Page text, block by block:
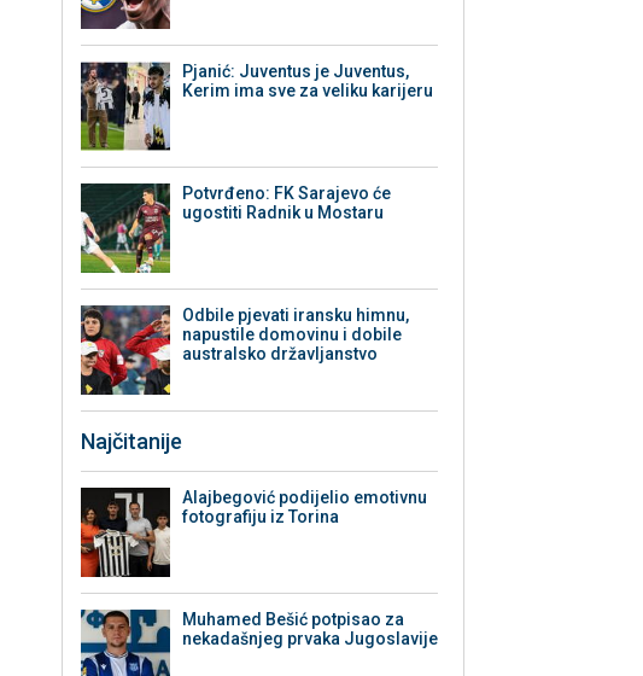
Pjanić: Juventus je Juventus,
Kerim ima sve za veliku karijeru
Potvrđeno: FK Sarajevo će
ugostiti Radnik u Mostaru
Odbile pjevati iransku himnu,
napustile domovinu i dobile
australsko državljanstvo
Najčitanije
Alajbegović podijelio emotivnu
fotografiju iz Torina
Muhamed Bešić potpisao za
nekadašnjeg prvaka Jugoslavije